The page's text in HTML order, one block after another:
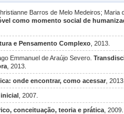
Barros de Melo Medeiros; Maria
como momento social de
e Pensamento Complexo , 2013.
Emmanuel de Araújo Severo.
, 2013.
onde encontrar, como acessar , 2013.
, 2007.
conceituação, teoria e prática , 2009.